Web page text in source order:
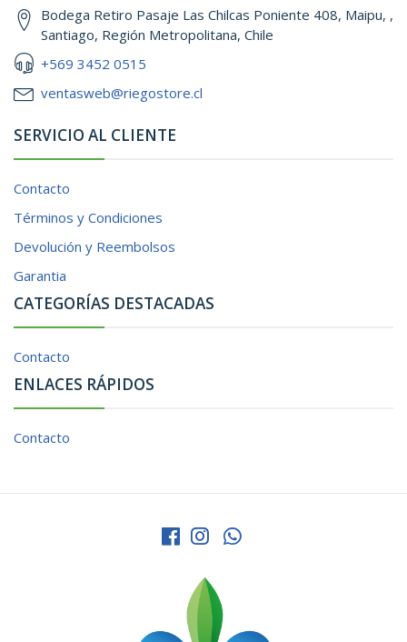
Bodega Retiro Pasaje Las Chilcas Poniente 408, Maipu, ,
Santiago, Región Metropolitana, Chile
+569 3452 0515
ventasweb@riegostore.cl
SERVICIO AL CLIENTE
Contacto
Términos y Condiciones
Devolución y Reembolsos
Garantia
CATEGORÍAS DESTACADAS
Contacto
ENLACES RÁPIDOS
Contacto